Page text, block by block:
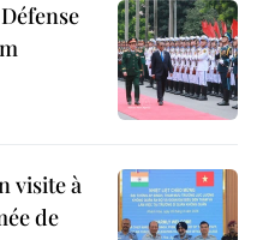
visite à
de